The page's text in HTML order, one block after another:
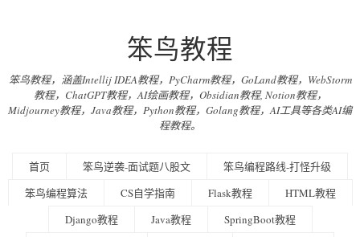
笨鸟教程
笨鸟教程，涵盖Intellij IDEA教程，PyCharm教程，GoLand教程，WebStorm
教程，ChatGPT教程，AI绘画教程，Obsidian教程, Notion教程，
Midjourney教程，Java教程，Python教程，Golang教程，AI工具等各类AI编
程教程。
首页 笨鸟逆袭-面试题八股文
笨鸟编程路线-打怪升级
笨鸟编程算法
CS自学指南 Flask教程
HTML教程
Django教程
Java教程
SpringBoot教程